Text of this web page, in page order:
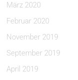
März 2020
Februar 2020
November 2019
September 2019
April 2019